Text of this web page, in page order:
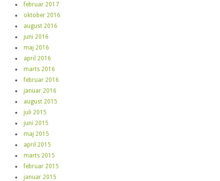
februar 2017
oktober 2016
august 2016
juni 2016
maj 2016
april 2016
marts 2016
februar 2016
januar 2016
august 2015
juli 2015
juni 2015
maj 2015
april 2015
marts 2015
februar 2015
januar 2015